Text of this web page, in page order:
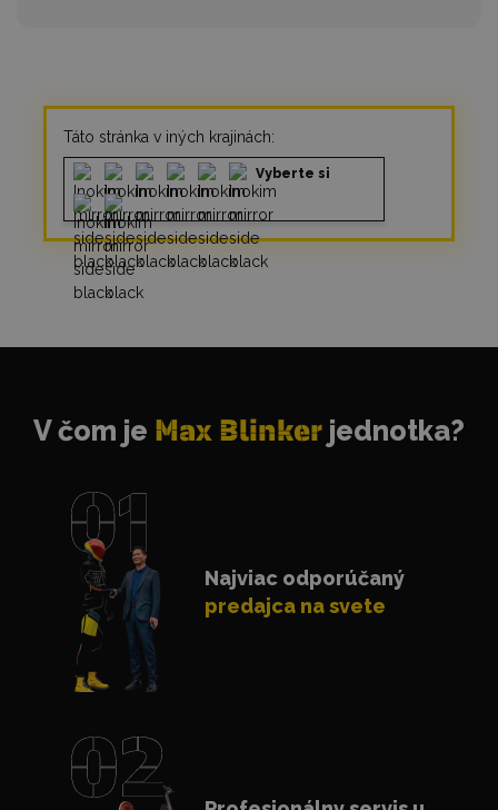
Táto stránka v iných krajinách:
Vyberte si
V čom je Max Blinker jednotka?
Najviac odporúčaný
predajca na svete